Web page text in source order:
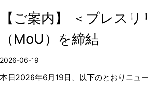
【ご案内】 ＜プレス
（MoU）を締結
2026-06-19
本日2026年6月19日、以下のとおりニュ